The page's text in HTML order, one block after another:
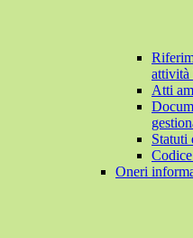
attività
Atti
Statuti
Oneri